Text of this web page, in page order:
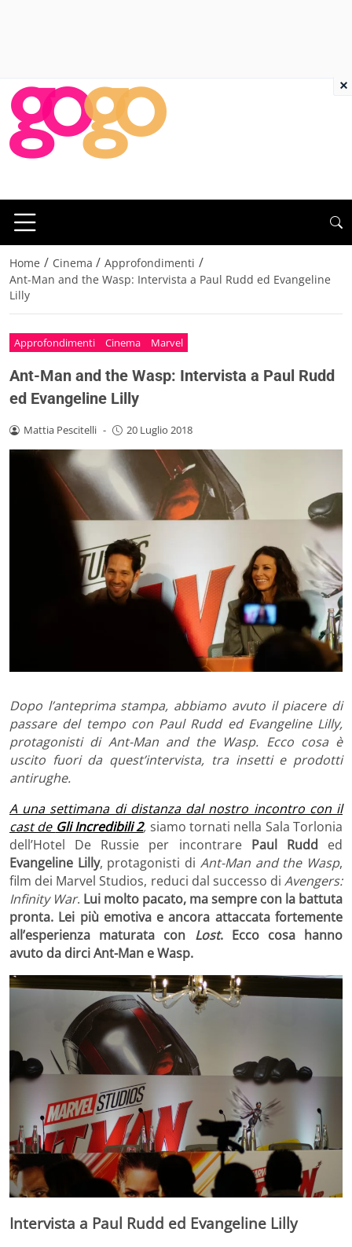
Home / Cinema / Approfondimenti /
Ant-Man and the Wasp: Intervista a Paul Rudd ed Evangeline
Lilly
Approfondimenti Cinema Marvel
Ant-Man and the Wasp: Intervista a Paul Rudd
ed Evangeline Lilly
Mattia Pescitelli - 20 Luglio 2018
Dopo l’anteprima stampa, abbiamo avuto il piacere di
passare del tempo con Paul Rudd ed Evangeline Lilly,
protagonisti di Ant-Man and the Wasp. Ecco cosa è
uscito fuori da quest’intervista, tra insetti e prodotti
antirughe.
A una settimana di distanza dal nostro incontro con il
cast de Gli Incredibili 2, siamo tornati nella Sala Torlonia
dell’Hotel De Russie per incontrare Paul Rudd ed
Evangeline Lilly, protagonisti di Ant-Man and the Wasp,
film dei Marvel Studios, reduci dal successo di Avengers:
Infinity War. Lui molto pacato, ma sempre con la battuta
pronta. Lei più emotiva e ancora attaccata fortemente
all’esperienza maturata con Lost. Ecco cosa hanno
avuto da dirci Ant-Man e Wasp.
Intervista a Paul Rudd ed Evangeline Lilly
×